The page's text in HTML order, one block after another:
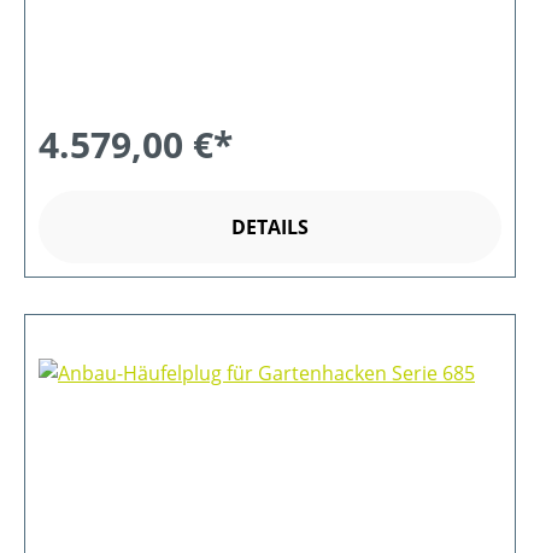
4.579,00 €*
DETAILS